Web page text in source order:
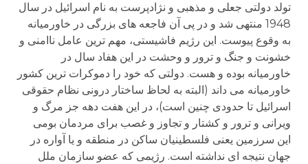
تولد دولتی جعلی و مذهبی و نژادپرست به نام اسرائیل در سال
1948 منتهی شد و در پی آن فاجعه های بزرگی در خاورمیانه
به وقوع پیوست. این رژیم فاشیستی، مهم ترین عامل ناامنی و
خشونت و جنگ و ترور و وحشت در این هفاد سال در
خاورمیانه بوده و هست. دولتی که خود را دموکرات ترین کشور
خاورمیانه می داند (البته به لحاظ ساختار درونی نظام حقوقی
اسرائیل تا حدودی چنین است)، در این هفت دهه جز مرگ و
ویرانی و ترور و کشتار و تجاوز و غصب برای مردمان بومی
این سرزمین یعنی فلسطینیان ساکن در منطقه و یا آواره در
جهان نتیجه ای نداشته است. رژیمی که عضو سازمان ملل